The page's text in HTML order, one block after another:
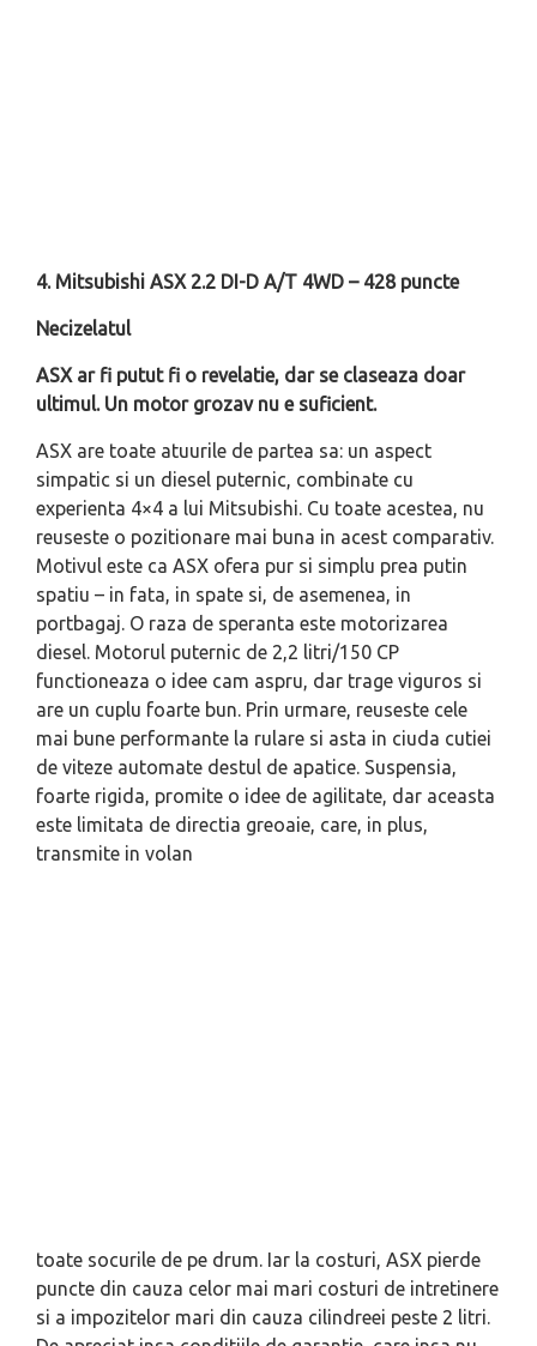
4. Mitsubishi ASX 2.2 DI-D A/T 4WD – 428 puncte
Necizelatul
ASX ar fi putut fi o revelatie, dar se claseaza doar
ultimul. Un motor grozav nu e suficient.
ASX are toate atuurile de partea sa: un aspect
simpatic si un diesel puternic, combinate cu
experienta 4×4 a lui Mitsubishi. Cu toate acestea, nu
reuseste o pozitionare mai buna in acest comparativ.
Motivul este ca ASX ofera pur si simplu prea putin
spatiu – in fata, in spate si, de asemenea, in
portbagaj. O raza de speranta este motorizarea
diesel. Motorul puternic de 2,2 litri/150 CP
functioneaza o idee cam aspru, dar trage viguros si
are un cuplu foarte bun. Prin urmare, reuseste cele
mai bune performante la rulare si asta in ciuda cutiei
de viteze automate destul de apatice. Suspensia,
foarte rigida, promite o idee de agilitate, dar aceasta
este limitata de directia greoaie, care, in plus,
transmite in volan
toate socurile de pe drum. Iar la costuri, ASX pierde
puncte din cauza celor mai mari costuri de intretinere
si a impozitelor mari din cauza cilindreei peste 2 litri.